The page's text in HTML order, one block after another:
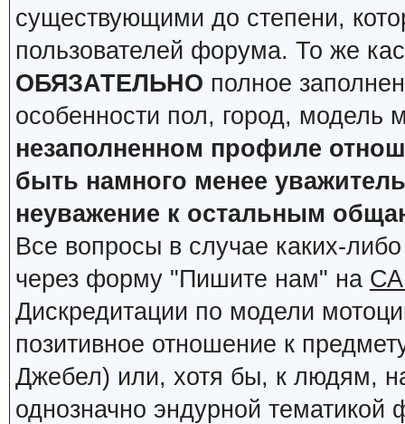
существующими до степени,
пользователей форума. То же
ОБЯЗАТЕЛЬНО полное
особенности пол, город, модель
незаполненном профиле
быть намного менее
неуважение к остальным
Все вопросы в случае каких-
через форму "Пишите нам" на
Дискредитации по модели
позитивное отношение к
Джебел) или, хотя бы, к людям,
однозначно эндурной тематикой